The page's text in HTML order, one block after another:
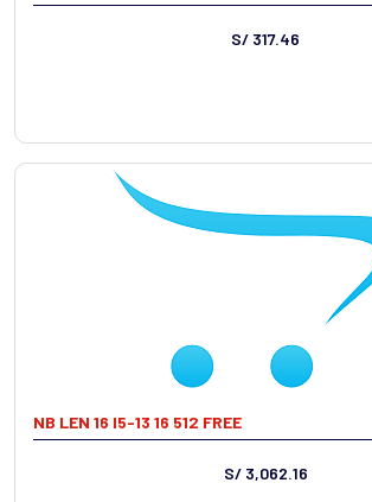
S/ 317.46
NB LEN 16 I5-13 16 512 FREE
S/ 3,062.16